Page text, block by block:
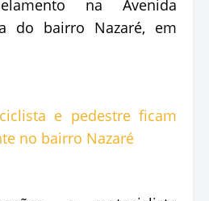
na Avenida
do bairro Nazaré, em